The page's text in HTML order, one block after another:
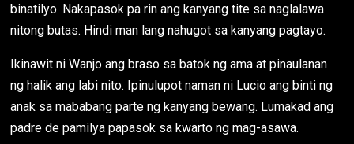
binatilyo. Nakapasok pa rin ang kanyang tite sa naglalawa
nitong butas. Hindi man lang nahugot sa kanyang pagtayo.
Ikinawit ni Wanjo ang braso sa batok ng ama at pinaulanan
ng halik ang labi nito. Ipinulupot naman ni Lucio ang binti ng
anak sa mababang parte ng kanyang bewang. Lumakad ang
padre de pamilya papasok sa kwarto ng mag-asawa.